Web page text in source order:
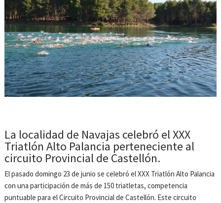
La localidad de Navajas celebró el XXX
Triatlón Alto Palancia perteneciente al
circuito Provincial de Castellón.
El pasado domingo 23 de junio se celebró el XXX Triatlón Alto Palancia
con una participación de más de 150 triatletas, competencia
puntuable para el Circuito Provincial de Castellón. Este circuito